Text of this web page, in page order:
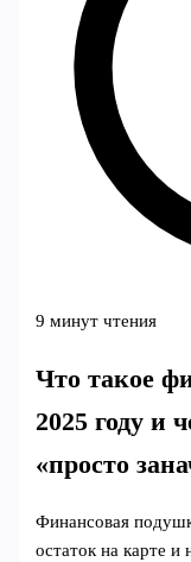
9 минут чтения
Что такое
2025 году и
«просто
Финансовая
остаток на карте и